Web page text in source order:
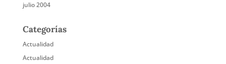
julio 2004
Categorías
Actualidad
Actualidad